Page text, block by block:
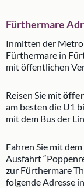
Fürthermare
Inmitten der
Fürthermare in
mit öffentlichen
Reisen Sie mit
am besten die U1
mit dem Bus der
Fahren Sie mit
Ausfahrt
zur Fürthermare
folgende Adresse